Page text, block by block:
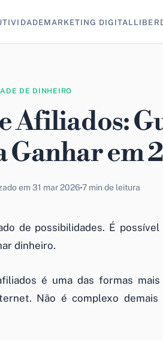
MARKETING DIGITAL
DE DINHEIRO
Afiliados:
Ganhar em
em 31 mar 2026 7 min de leitura
de possibilidades. É
dinheiro.
é uma das formas
Não é complexo demais